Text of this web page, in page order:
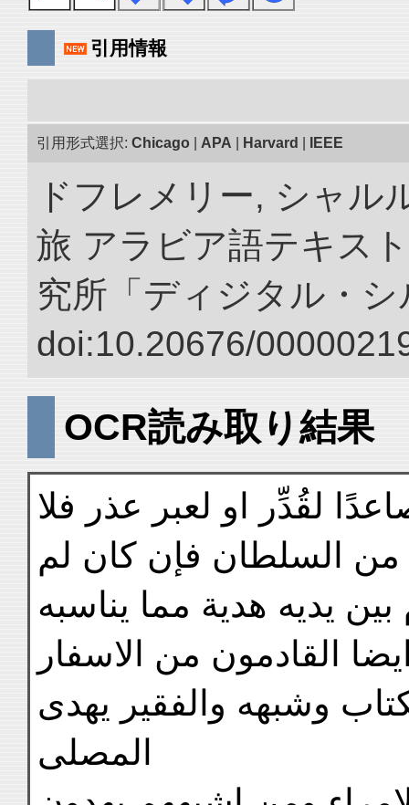
引用情報
引用形式選択: Chicago APA Harvard IEEE
ドフレメリー, シャル
旅 アラビア語テキス
究所「ディジタル・
doi:10.20676/
OCR読み取り結果
لقُدِّر او لعبر عذر فلا
من السلطان فإن كان لم
يديه هدية مما يناسبه
القادمون من الاسفار
وشبهه والفقير يهدى
المصلى